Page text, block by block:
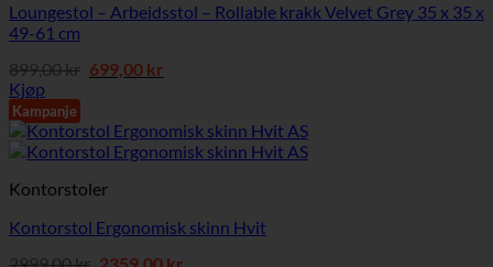
Loungestol – Arbeidsstol – Rollable krakk Velvet Grey 35 x 35 x
49-61 cm
899,00kr Opprinnelig
899,00 kr.
699,00 krNåværende
699,00 kr.
Kjøp
Kampanje
Kontorstoler
Kontorstol Ergonomisk skinn Hvit
OpprinneligNåværende